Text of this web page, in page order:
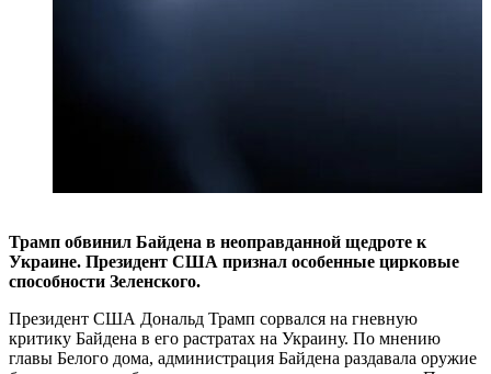
Трамп обвинил Байдена в неоправданной щедроте к
Украине. Президент США признал особенные цирковые
способности Зеленского.
Президент США Дональд Трамп сорвался на гневную
критику Байдена в его растратах на Украину. По мнению
главы Белого дома, администрация Байдена раздавала оружие